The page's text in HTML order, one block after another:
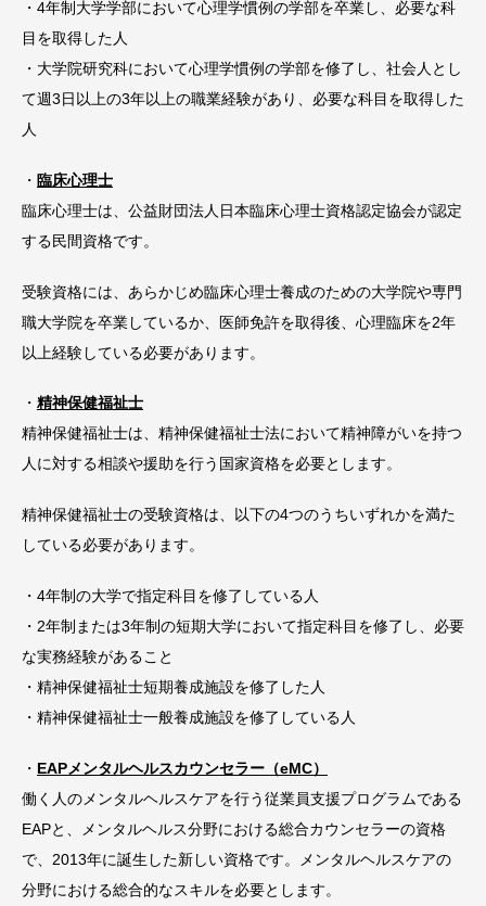
・4年制大学学部において心理学慣例の学部を卒業し、必要な科
目を取得した人
・大学院研究科において心理学慣例の学部を修了し、社会人とし
て週3日以上の3年以上の職業経験があり、必要な科目を取得した
人
・ 臨床心理士
臨床心理士は、公益財団法人日本臨床心理士資格認定協会が認定
する民間資格です。
受験資格には、あらかじめ臨床心理士養成のための大学院や専門
職大学院を卒業しているか、医師免許を取得後、心理臨床を2年
以上経験している必要があります。
・ 精神保健福祉士
精神保健福祉士は、精神保健福祉士法において精神障がいを持つ
人に対する相談や援助を行う国家資格を必要とします。
精神保健福祉士の受験資格は、以下の4つのうちいずれかを満た
している必要があります。
・4年制の大学で指定科目を修了している人
・2年制または3年制の短期大学において指定科目を修了し、必要
な実務経験があること
・精神保健福祉士短期養成施設を修了した人
・精神保健福祉士一般養成施設を修了している人
・ EAPメンタルヘルスカウンセラー（eMC）
働く人のメンタルヘルスケアを行う従業員支援プログラムである
EAPと、メンタルヘルス分野における総合カウンセラーの資格
で、2013年に誕生した新しい資格です。メンタルヘルスケアの
分野における総合的なスキルを必要とします。